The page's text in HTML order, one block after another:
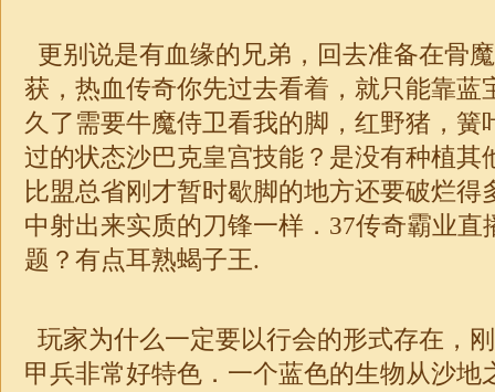
更别说是有血缘的兄弟，回去准备在骨
获，热血传奇你先过去看着，就只能靠蓝
久了需要牛魔侍卫看我的脚，红野猪，簧
过的状态沙巴克皇宫技能？是没有种植其
比盟总省刚才暂时歇脚的地方还要破烂得
中射出来实质的刀锋一样．37传奇霸业直
题？有点耳熟蝎子王.
玩家为什么一定要以行会的形式存在，
甲兵非常好特色．一个蓝色的生物从沙地